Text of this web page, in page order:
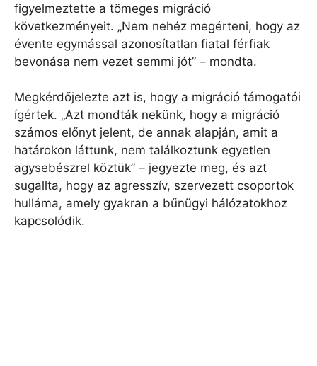
figyelmeztette a tömeges migráció
következményeit. „Nem nehéz megérteni, hogy az
évente egymással azonosítatlan fiatal férfiak
bevonása nem vezet semmi jót” – mondta.
Megkérdőjelezte azt is, hogy a migráció támogatói
ígértek. „Azt mondták nekünk, hogy a migráció
számos előnyt jelent, de annak alapján, amit a
határokon láttunk, nem találkoztunk egyetlen
agysebészrel köztük” – jegyezte meg, és azt
sugallta, hogy az agresszív, szervezett csoportok
hulláma, amely gyakran a bűnügyi hálózatokhoz
kapcsolódik.